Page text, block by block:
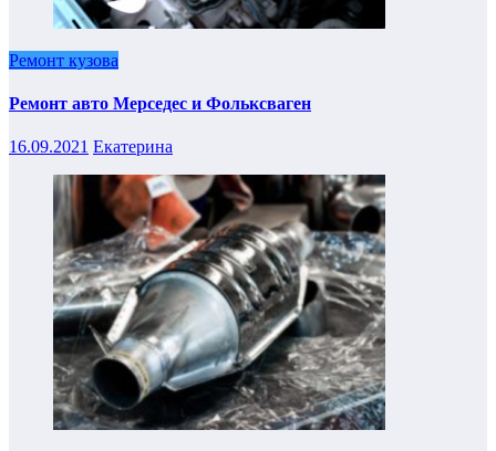
Ремонт кузова
Ремонт авто Мерседес и Фольксваген
16.09.2021 Екатерина